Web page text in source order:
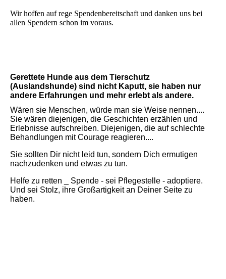
Wir hoffen auf rege Spendenbereitschaft und danken uns bei
allen Spendern schon im voraus.
Gerettete Hunde aus dem Tierschutz
(Auslandshunde) sind nicht Kaputt, sie haben nur
andere Erfahrungen und mehr erlebt als andere.
Wären sie Menschen, würde man sie Weise nennen....
Sie wären diejenigen, die Geschichten erzählen und
Erlebnisse aufschreiben. Diejenigen, die auf schlechte
Behandlungen mit Courage reagieren....
Sie sollten Dir nicht leid tun, sondern Dich ermutigen
nachzudenken und etwas zu tun.
Helfe zu retten _ Spende - sei Pflegestelle - adoptiere.
Und sei Stolz, ihre Großartigkeit an Deiner Seite zu
haben.